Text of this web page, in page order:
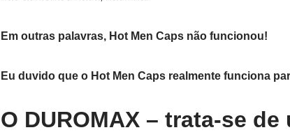
Em outras palavras, Hot Men Caps não funcionou!
Eu duvido que o Hot Men Caps realmente funciona
O DUROMAX – trata-se